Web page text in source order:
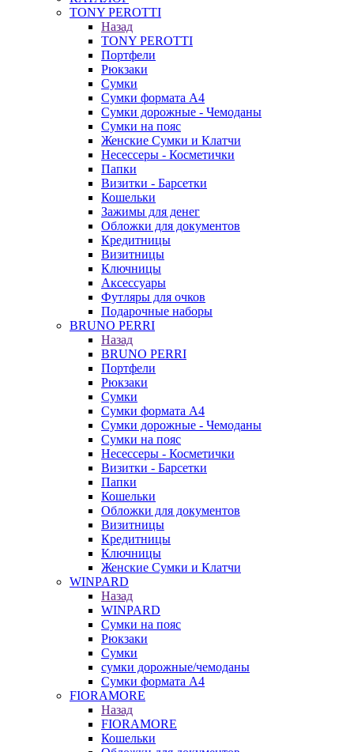
TONY PEROTTI
Назад
TONY PEROTTI
Портфели
Рюкзаки
Сумки
Сумки формата А4
Сумки дорожные - Чемоданы
Сумки на пояс
Женские Сумки и Клатчи
Несессеры - Косметички
Папки
Визитки - Барсетки
Кошельки
Зажимы для денег
Обложки для документов
Кредитницы
Визитницы
Ключницы
Аксессуары
Футляры для очков
Подарочные наборы
BRUNO PERRI
Назад
BRUNO PERRI
Портфели
Рюкзаки
Сумки
Сумки формата А4
Сумки дорожные - Чемоданы
Сумки на пояс
Несессеры - Косметички
Визитки - Барсетки
Папки
Кошельки
Обложки для документов
Визитницы
Кредитницы
Ключницы
Женские Сумки и Клатчи
WINPARD
Назад
WINPARD
Сумки на пояс
Рюкзаки
Сумки
сумки дорожные/чемоданы
Сумки формата А4
FIORAMORE
Назад
FIORAMORE
Кошельки